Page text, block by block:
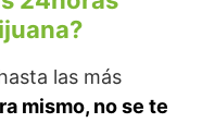
las más
mismo, no se te